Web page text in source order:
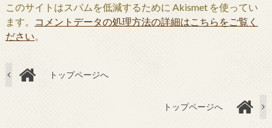
このサイトはスパムを低減するために Akismet を使ってい
ます。
コメントデータの処理方法の詳細はこちらをご覧く
ださい。
トップページへ
トップページへ